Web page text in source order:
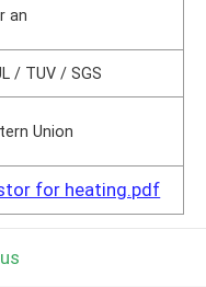
an
/ TUV / SGS
Union
for heating.pdf